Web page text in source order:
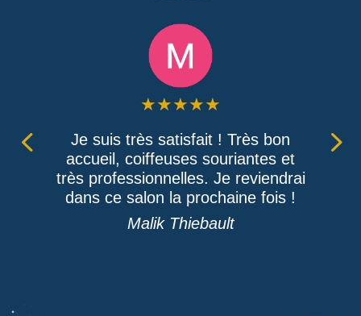
★★★★★
Je suis très satisfait ! Très bon
accueil, coiffeuses souriantes et
très professionnelles. Je reviendrai
dans ce salon la prochaine fois !
Malik Thiebault